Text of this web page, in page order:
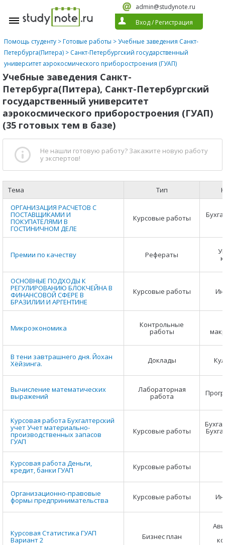
admin@studynote.ru
Вход/ Регистрация
Помощь студенту >Готовые работы >Учебные заведения Санкт-
Петербурга(Питера) > Санкт-Петербургский государственный
университет аэрокосмического приборостроения (ГУАП)
Учебные заведения Санкт-
Петербурга(Питера), Санкт-Петербургский
государственный университет
аэрокосмического приборостроения (ГУАП)
(35 готовых тем в базе)
Не нашли готовую работу? Закажите новую работу
у экспертов!
Тема Тип
ОРГАНИЗАЦИЯ РАСЧЕТОВ С
ПОСТАВЩИКАМИ И
ПОКУПАТЕЛЯМИ В
ГОСТИНИЧНОМ ДЕЛЕ
Курсовые работы
Премии по качеству Рефераты
ОСНОВНЫЕ ПОДХОДЫ К
РЕГУЛИРОВАНИЮ БЛОКЧЕЙНА В
ФИНАНСОВОЙ СФЕРЕ В
БРАЗИЛИИ И АРГЕНТИНЕ
Курсовые работы
Микроэкономика Контрольные
работы
В тени завтрашнего дня. Йохан
Хёйзинга. Доклады
Вычисление математических
выражений
Лабораторная
работа
Курсовая работа Бухгалтерский
учет Учет материально-
производственных запасов
ГУАП
Курсовые работы
Курсовая работа Деньги,
кредит, банки ГУАП Курсовые работы
Организационно-правовые
формы предпринимательства Курсовые работы
Курсовая Статистика ГУАП
Вариант 2 Бизнес план